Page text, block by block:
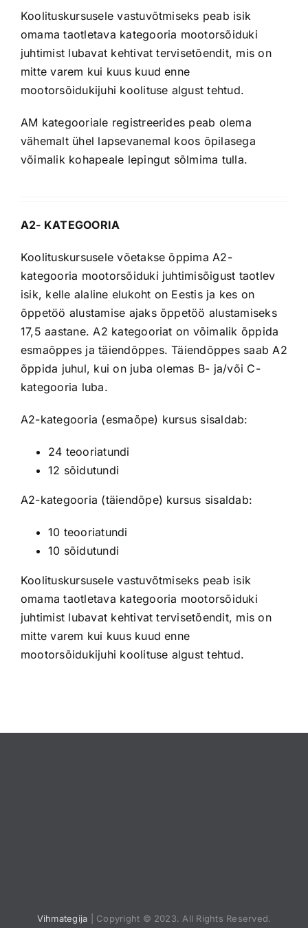
Koolituskursusele vastuvõtmiseks peab isik
omama taotletava kategooria mootorsõiduki
juhtimist lubavat kehtivat tervisetõendit, mis on
mitte varem kui kuus kuud enne
mootorsõidukijuhi koolituse algust tehtud.
AM kategooriale registreerides peab olema
vähemalt ühel lapsevanemal koos õpilasega
võimalik kohapeale lepingut sõlmima tulla.
A2- KATEGOORIA
Koolituskursusele võetakse õppima A2-
kategooria mootorsõiduki juhtimisõigust taotlev
isik, kelle alaline elukoht on Eestis ja kes on
õppetöö alustamise ajaks õppetöö alustamiseks
17,5 aastane. A2 kategooriat on võimalik õppida
esmaõppes ja täiendõppes. Täiendõppes saab A2
õppida juhul, kui on juba olemas B- ja/või C-
kategooria luba.
A2-kategooria (esmaõpe) kursus sisaldab:
24 teooriatundi
12 sõidutundi
A2-kategooria (täiendõpe) kursus sisaldab:
10 teooriatundi
10 sõidutundi
Koolituskursusele vastuvõtmiseks peab isik
omama taotletava kategooria mootorsõiduki
juhtimist lubavat kehtivat tervisetõendit, mis on
mitte varem kui kuus kuud enne
mootorsõidukijuhi koolituse algust tehtud.
Vihmategija | Copyright © 2023. All Rights Reserved.